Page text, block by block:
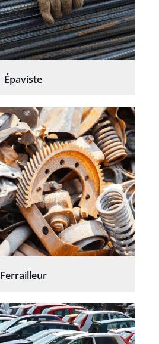
Épaviste
Ferrailleur